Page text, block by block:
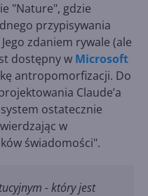
"Nature", gdzie
przypisywania
zdaniem rywale (ale
dostępny w Microsoft
antropomorfizacji. Do
Claude’a
ostatecznie
w
świadomości".
- który jest